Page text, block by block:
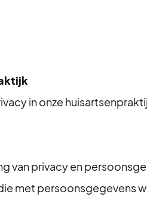
in onze
van privacy en
met persoonsgegevens